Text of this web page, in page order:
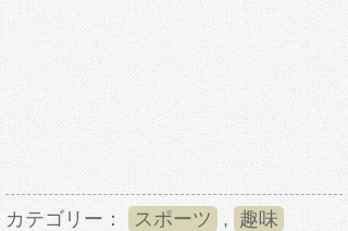
カテゴリー： スポーツ , 趣味